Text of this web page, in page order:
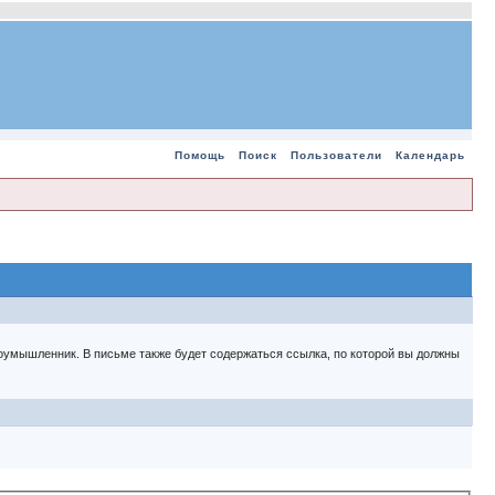
Помощь Поиск Пользователи Календарь
В письме также будет содержаться ссылка, по которой вы должны